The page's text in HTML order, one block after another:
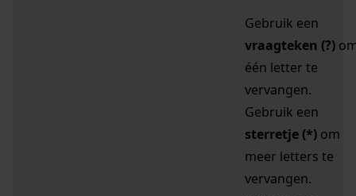
Gebruik een
vraagteken (?)
één letter te
vervangen.
Gebruik een
sterretje (*) om
meer letters te
vervangen.